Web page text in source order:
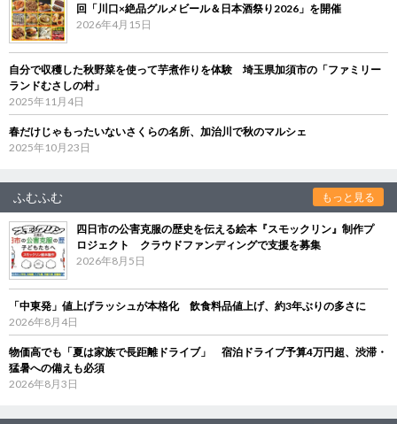
回「川口×絶品グルメビール＆日本酒祭り2026」を開催
2026年4月15日
自分で収穫した秋野菜を使って芋煮作りを体験 埼玉県加須市の「ファミリー
ランドむさしの村」
2025年11月4日
春だけじゃもったいないさくらの名所、加治川で秋のマルシェ
2025年10月23日
ふむふむ もっと見る
四日市の公害克服の歴史を伝える絵本『スモックリン』制作プ
ロジェクト クラウドファンディングで支援を募集
2026年8月5日
「中東発」値上げラッシュが本格化 飲食料品値上げ、約3年ぶりの多さに
2026年8月4日
物価高でも「夏は家族で長距離ドライブ」 宿泊ドライブ予算4万円超、渋滞・
猛暑への備えも必須
2026年8月3日